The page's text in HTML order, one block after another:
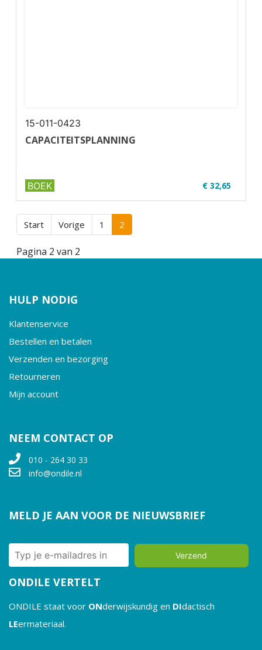
15-011-0423
CAPACITEITSPLANNING
€ 32,65
✔ Niveau MBO 1-2
✔ Paperback
BOEK
Start Vorige 1 2
Pagina 2 van 2
HULP NODIG
Klantenservice
Bestellen en betalen
Verzenden en bezorging
Retourneren
Mijn account
NEEM CONTACT OP
010 - 264 30 33
info@ondile.nl
MELD JE AAN VOOR DE NIEUWSBRIEF
Verzend
ONDILE VERTELT
ONDILE staat voor ONderwijskundig en DIdactisch
LEermateriaal.